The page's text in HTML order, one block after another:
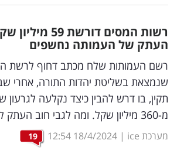
דיגיטל
וטק
שיווק
ופרסום
משפט
רשות המסים דורשת
העתק של העמותה נחשפים
רשם העמותות שלח מכתב דחוף לרשת
שנמצאת בשליטת יהדות התורה, אחרי
תקין, בו דרש להבין כיצד נקלעה לגרעון
מ-360 מיליון שקל. ומה לגבי חוב העתק לרשות המסים?
מערכת ice |
18/4/2024
12:54
19